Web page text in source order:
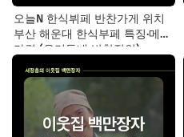
오늘N 한식뷔페 반찬가게 위치
부산 해운대 한식부페 특징·메뉴·
가격 (우리동네 반찬장인)